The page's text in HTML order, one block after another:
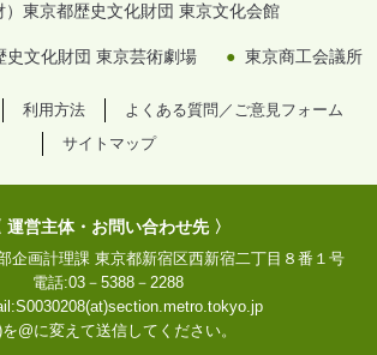
）東京都歴史文化財団 東京文化会館
史文化財団 東京芸術劇場 東京商工会議所
利用方法
よくある質問／ご意見フォーム
サイトマップ
運営主体・お問い合わせ先 〉
企画計理課 東京都新宿区西新宿二丁目８番１号
電話:03－5388－2288
S0030208(at)section.metro.tokyo.jp
@に変えて送信してください。